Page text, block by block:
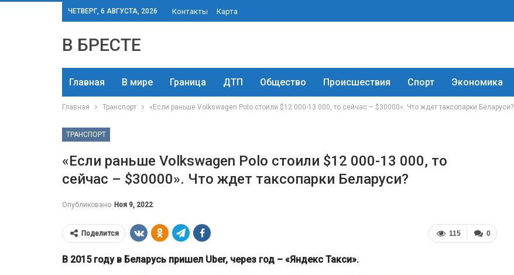
ЧЕТВЕРГ, 6 АВГУСТА, 2026 Контакты Карта
В БРЕСТЕ
Главная В мире Граница ДТП Общество Происшествия Спорт Экономика
Главная Транспорт «Если раньше Volkswagen Polo стоили $12 000-13 000, то сейчас – $30000». Что ждет таксопарки Беларуси?
ТРАНСПОРТ
«Если раньше Volkswagen Polo стоили $12 000-13 000, то
сейчас – $30000». Что ждет таксопарки Беларуси?
Опубликовано Ноя 9, 2022
0
115
Поделится
В 2015 году в Беларусь пришел Uber, через год – «Яндекс Такси».